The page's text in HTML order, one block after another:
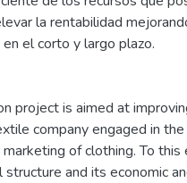
la rentabilidad
el corto y largo plazo.
project is aimed at
company engaged in the
of clothing. To this
and its economic